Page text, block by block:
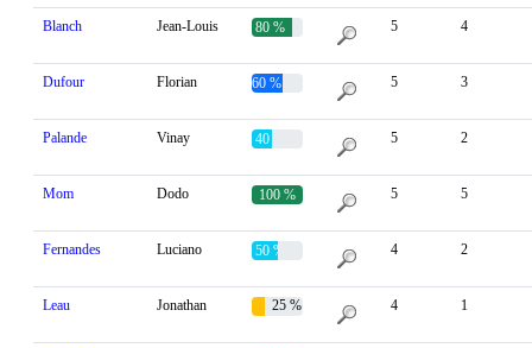
Blanch Jean-Louis 80 % 5 4
Dufour Florian 60 % 5 3
Palande Vinay 40 % 5 2
Mom Dodo 100 % 5 5
Fernandes Luciano 50 % 4 2
Leau Jonathan 25 % 4 1